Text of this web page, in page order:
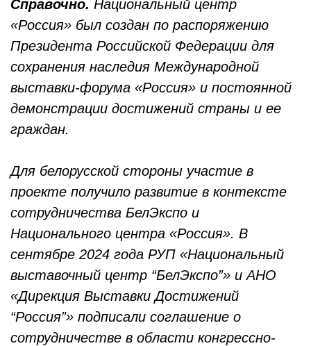
Справочно. Национальный центр
«Россия» был создан по распоряжению
Президента Российской Федерации для
сохранения наследия Международной
выставки-форума «Россия» и постоянной
демонстрации достижений страны и ее
граждан.
Для белорусской стороны участие в
проекте получило развитие в контексте
сотрудничества БелЭкспо и
Национального центра «Россия». В
сентябре 2024 года РУП «Национальный
выставочный центр “БелЭкспо”» и АНО
«Дирекция Выставки Достижений
“Россия”» подписали соглашение о
сотрудничестве в области конгрессно-